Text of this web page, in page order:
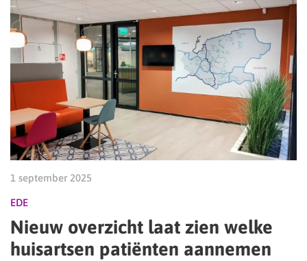
1 september 2025
EDE
Nieuw overzicht laat zien welke
huisartsen patiënten aannemen